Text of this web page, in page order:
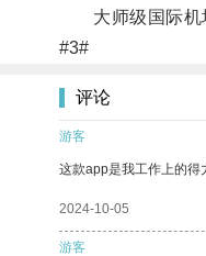
大师级国际机场
#3#
评论
游客
这款app是我工作上的得
2024-10-05
游客